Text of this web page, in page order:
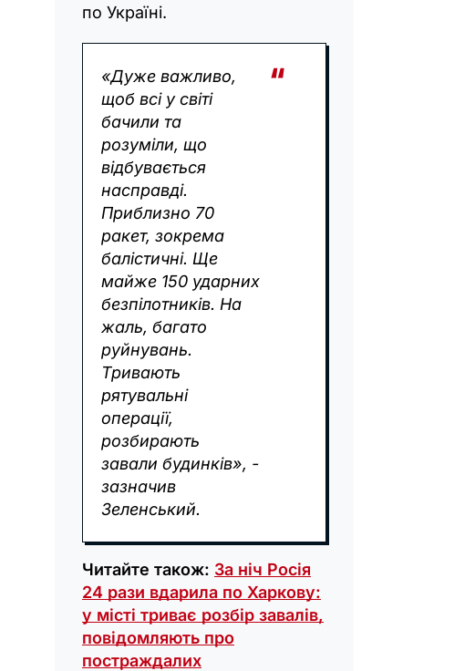
по Україні.
«Дуже важливо,
щоб всі у світі
бачили та
розуміли, що
відбувається
насправді.
Приблизно 70
ракет, зокрема
балістичні. Ще
майже 150 ударних
безпілотників. На
жаль, багато
руйнувань.
Тривають
рятувальні
операції,
розбирають
завали будинків», -
зазначив
Зеленський.
Читайте також: За ніч Росія
24 рази вдарила по Харкову:
у місті триває розбір завалів,
повідомляють про
постраждалих